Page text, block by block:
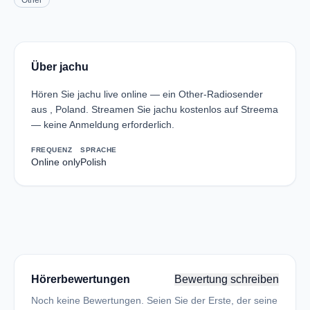
Über jachu
Hören Sie jachu live online — ein Other-Radiosender
aus , Poland. Streamen Sie jachu kostenlos auf Streema
— keine Anmeldung erforderlich.
FREQUENZ
Online only
SPRACHE
Polish
Hörerbewertungen Bewertung schreiben
Noch keine Bewertungen. Seien Sie der Erste, der seine